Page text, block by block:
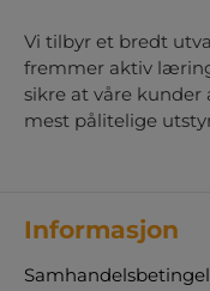
Vi tilbyr et bredt
fremmer aktiv
sikre at våre kunder
mest pålitelige
Informasjon